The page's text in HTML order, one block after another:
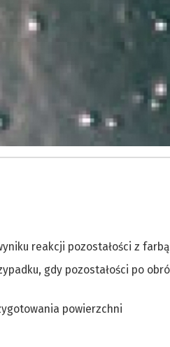
reakcji pozostałości z
gdy pozostałości po
powierzchni